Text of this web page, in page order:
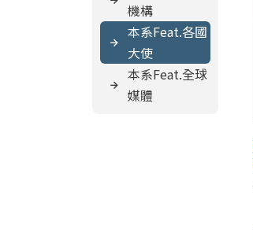
機構
本系Feat.各國
大使
本系Feat.全球
媒體